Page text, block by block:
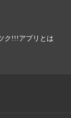
ク!!!アプリとは